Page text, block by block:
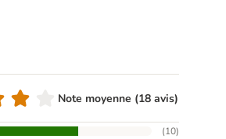
Note moyenne (18 avis)
(10)